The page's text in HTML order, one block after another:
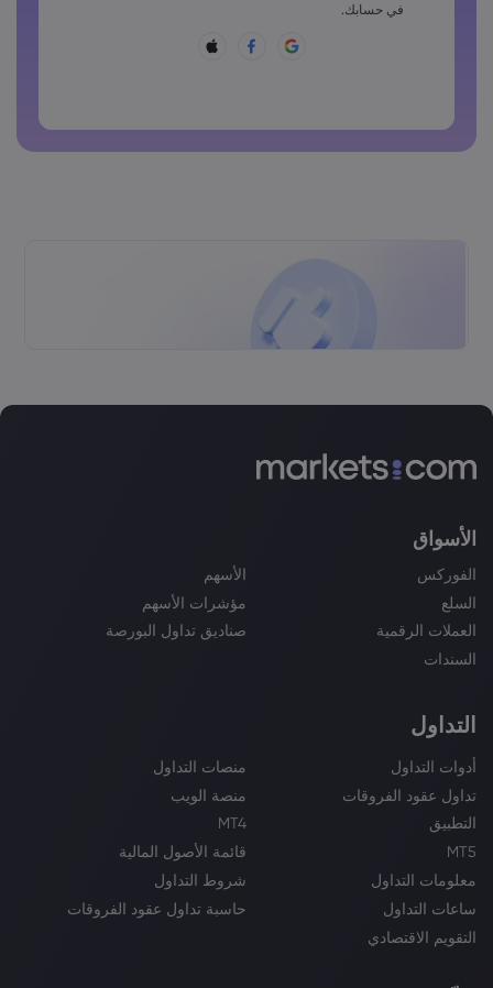
()_-+=:;&lt;&gt;{,[]?,.
لا يمكن أن تكون كلمة المرور شائعة الاستخدام
في حسابك.
الأسواق
الفوركس
الأسهم
السلع
مؤشرات الأسهم
العملات الرقمية
صناديق تداول البورصة
السندات
التداول
أدوات التداول
منصات التداول
تداول عقود الفروقات
منصة الويب
التطبيق
MT4
MT5
قائمة الأصول المالية
معلومات التداول
شروط التداول
ساعات التداول
حاسبة تداول عقود الفروقات
التقويم الاقتصادي